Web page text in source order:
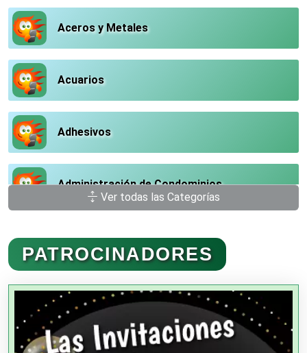
Aceros y Metales
Acuarios
Adhesivos
Administración de Condominios
Administración de Empresas
Agencias Aduanales
Agencias de Autos
Ver todas las Categorías
PATROCINADORES